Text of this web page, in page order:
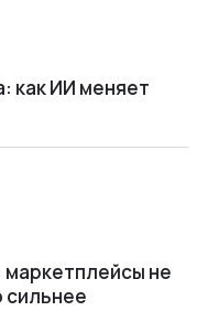
как ИИ меняет
не
сильнее